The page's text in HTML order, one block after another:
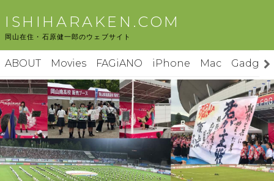
テ
へ
ス
キ
ッ
プ
ISHIHARAKEN.COM
岡山在住・石原健一郎のウェブサイト
ABOUT Movies FAGiANO iPhone Mac Gadgets